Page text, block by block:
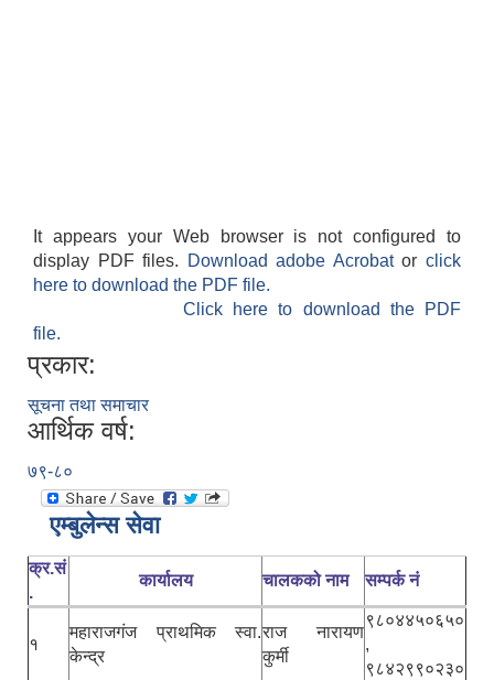
It appears your Web browser is not configured to
display PDF files.
Download adobe Acrobatorclick
here to download the PDF file.
Click here to download the PDF
file.
प्रकार:
सूचना तथा समाचार
आर्थिक वर्ष:
७९-८०
एम्बुलेन्स सेवा
क्र.सं
.
कार्यालय चालकको नाम सम्पर्क नं
१
महाराजगंज प्राथमिक स्वा.
केन्द्र
राज नारायण
कुर्मी
९८०४४५०६५०
,
९८४२९९०२३०